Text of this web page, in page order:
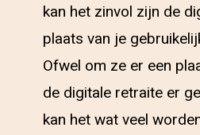
kan het zinvol zijn de
plaats van je
Ofwel om ze er een
de digitale retraite er
kan het wat veel